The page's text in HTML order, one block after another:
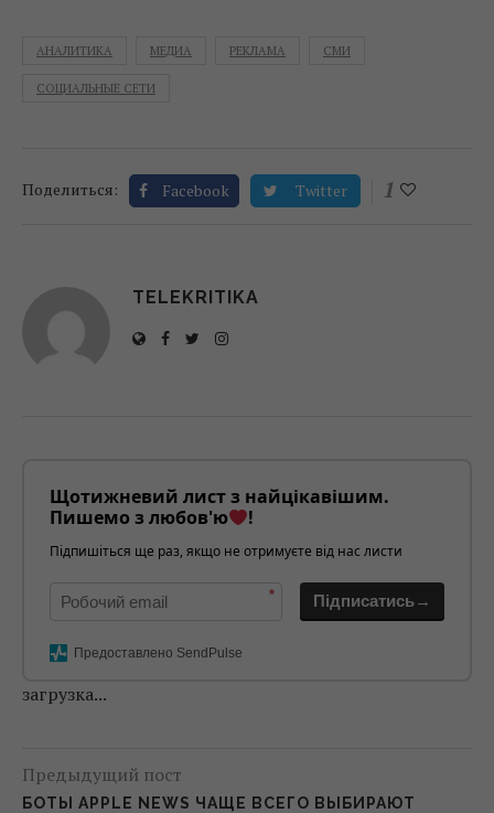
АНАЛИТИКА МЕДИА РЕКЛАМА СМИ
СОЦИАЛЬНЫЕ СЕТИ
Поделиться: Facebook Twitter 1
TELEKRITIKA
Щотижневий лист з найцікавішим.
Пишемо з любов'ю
!
Підпишіться ще раз, якщо не отримуєте від нас листи
* Підписатись→
Предоставлено SendPulse
загрузка...
Предыдущий пост
БОТЫ APPLE NEWS ЧАЩЕ ВСЕГО ВЫБИРАЮТ